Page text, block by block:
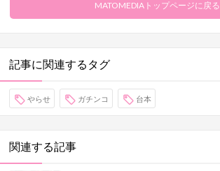
MATOMEDIAトップページに戻る
記事に関連するタグ
やらせ ガチンコ 台本
関連する記事